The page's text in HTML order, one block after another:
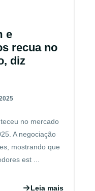
e
recua no
diz
no mercado
A negociação
mostrando que
est ...
Leia mais